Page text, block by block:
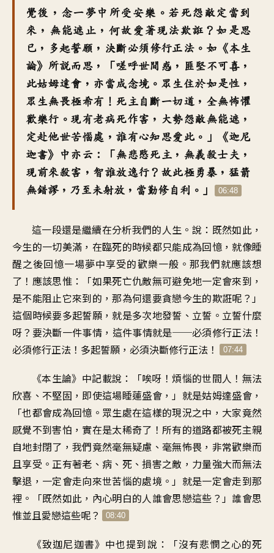
覺後 ， 念一夢中所受安樂 。 若死怨敵定當到
來 ， 無能遮止 ， 何故愛著現法欺誑 ？ 如是思
已 ， 多起誓願 ， 決斷必須修行正法 。 如《本生
論》所說而思 ，「嗟呼世間惑 ， 匪堅不可喜 ，
此姑姆達會 ， 亦當成念境 。 眾生住於如是性 ，
眾生無畏極希有 ！ 死主自斷一切道 ， 全無怖懼
歡樂行 。 現有老病死作害 ， 大勢怨敵無能遮 ，
定赴他世苦惱處 ，誰有心知思愛此 。」《迦尼
迦書》中亦云 ：「無悲愍死主 ， 無義殺士夫 ，
現前來殺害 ， 智誰放逸行 ？ 故此極勇暴 ， 猛箭
無錯謬， 乃至未射放 ， 當勤修自利 。」 06:48
這一段還是繼續在分析我們的人生 。 說：既然如此 ，
今生的一切美滿 ， 在臨死的時候都只能成為回憶 ，就像睡
醒之後回憶一場夢中享受的歡樂一般 。 那我們就應該想
了 ！ 應該思惟 ：「如果死亡仇敵無可避免地一定會來到 ，
是不能阻止它來到的 ，那為何還要貪戀今生的欺誑呢 ？」
這個時候要多起誓願 ，就是多次地發誓、立誓 。 立誓什麼
呀？ 要決斷一件事情 ， 這件事情就是──必須修行正法 ！
必須修行正法 ！ 多起誓願 ， 必須決斷修行正法 ！ 07:44
《本生論》中記載說 ：「唉呀 ！煩惱的世間人 ！ 無法
欣喜、不堅固 ， 即使這場睡蓮盛會 ，」 就是姑姆達盛會 ，
「也都會成為回憶 。 眾生處在這樣的現況之中 ， 大家竟然
感覺不到害怕 ， 實在是太稀奇了 ！所有的道路都被死主親
自地封閉了 ，我們竟然毫無疑慮、毫無怖畏 ， 非常歡樂而
且享受 。正有著老、病、死、損害之敵 ， 力量強大而無法
擊退 ， 一定會走向來世苦惱的處境 。」 就是一定會走到那
裡 。「既然如此 ， 內心明白的人誰會思戀這些 ？」 誰會思
惟並且愛戀這些呢？ 08:40
《致迦尼迦書》中也提到說 ：「沒有悲憫之心的死